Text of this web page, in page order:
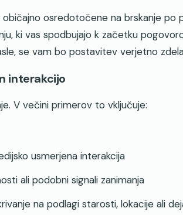
osredotočene na brskanje po
ki vas spodbujajo k začetku
se vam bo postavitev verjetno
interakcijo
V večini primerov to vključuje:
usmerjena interakcija
ali podobni signali zanimanja
na podlagi starosti, lokacije ali